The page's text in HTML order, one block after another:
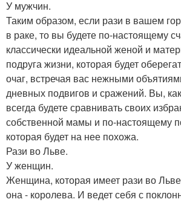
У мужчин.
Таким образом, если рази в вашем
в раке, то вы будете по-настоящему
классически идеальной женой и
подруга жизни, которая будет
очаг, встречая вас нежными
дневных подвигов и сражений. Вы,
всегда будете сравнивать своих
собственной мамы и по-настоящему
которая будет на нее похожа.
Рази во Льве.
У женщин.
Женщина, которая имеет рази во
она - королева. И ведет себя с